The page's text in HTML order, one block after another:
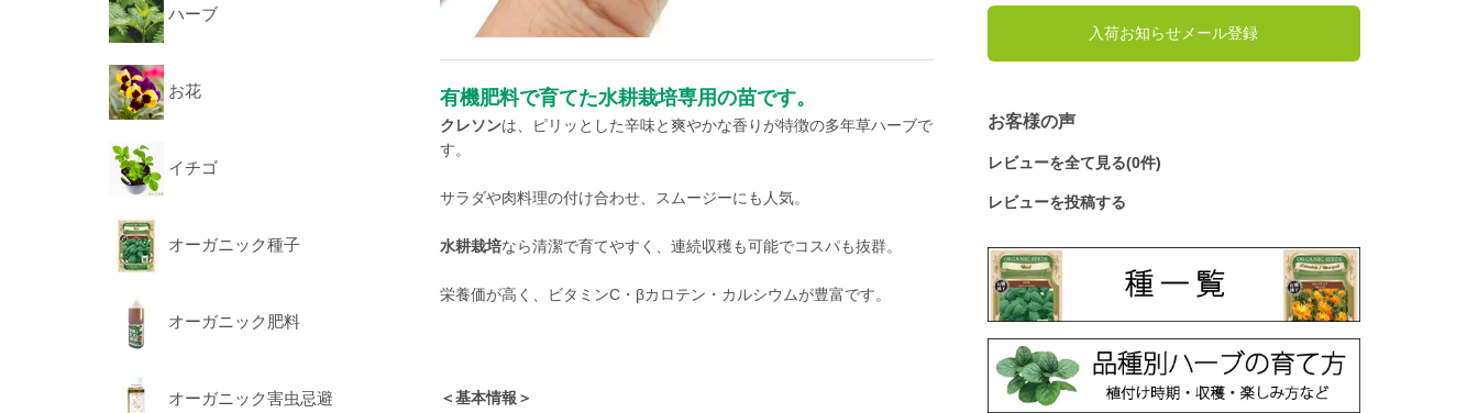
有機肥料で育てた水耕栽培専用の苗です。
クレソンは、ピリッとした辛味と爽やかな香りが特徴の多年草ハーブで
す。
サラダや肉料理の付け合わせ、スムージーにも人気。
水耕栽培なら清潔で育てやすく、連続収穫も可能でコスパも抜群。
栄養価が高く、ビタミンC・βカロテン・カルシウムが豊富です。
＜基本情報＞
入荷お知らせメール登録
お客様の声
レビューを全て見る(0件)
レビューを投稿する
ハーブ
お花
イチゴ
オーガニック種子
オーガニック肥料
オーガニック害虫忌避